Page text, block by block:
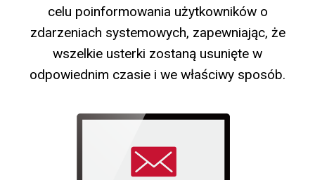
celu poinformowania użytkowników o
zdarzeniach systemowych, zapewniając, że
wszelkie usterki zostaną usunięte w
odpowiednim czasie i we właściwy sposób.